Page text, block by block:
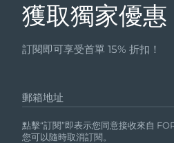
獲取獨家優惠
訂閱即可享受首單 15% 折扣！
郵箱地址
點擊“訂閱”即表示您同意接收來自
您可以隨時取消訂閱。